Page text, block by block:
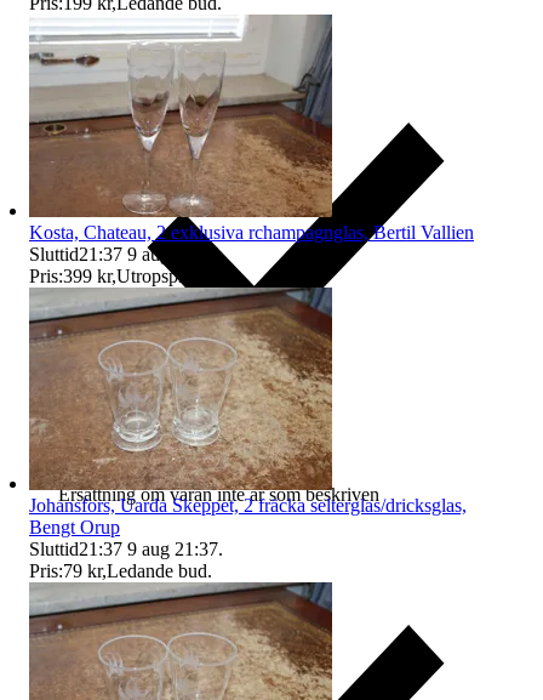
Ersättning om varan inte är som beskriven
Kosta, Chateau, 2 exklusiva rchampagnglas, Bertil Vallien
Sluttid21:37 9 aug 21:37.
Pris:399 kr,Utropspris
Johansfors, Uarda Skeppet, 2 fräcka selterglas/dricksglas,
Bengt Orup
Sluttid21:37 9 aug 21:37.
Pris:79 kr,Ledande bud.